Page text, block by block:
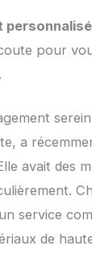
personnalisé
pour
a
avait des
service
de